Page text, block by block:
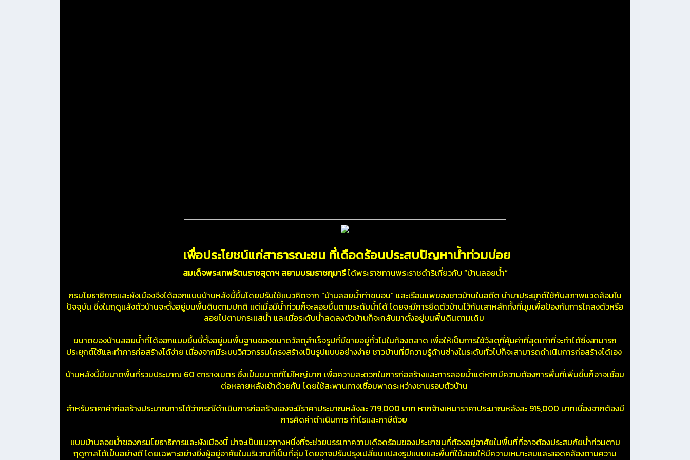
เพื่อประโยชน์แก่สาธารณะชน ที่เดือดร้อนประสบปัญหาน้ำท่วมบ่อย
สมเด็จพระเทพรัตนราชสุดาฯ สยามบรมราชกุมารีได้พระราชทานพระราชดำริเกี่ยวกับ “บ้านลอยน้ำ”
กรมโยธาธิการและผังเมืองจึงได้ออกแบบบ้านหลังนี้ขึ้นโดยปรับใช้แนวคิดจาก “บ้านลอยน้ำท่าขนอน” และเรือนแพของชาวบ้านในอดีต นำมาประยุกต์ใช้กับสภาพแวดล้อมใน
ปัจจุบัน ซึ่งในฤดูแล้งตัวบ้านจะตั้งอยู่บนพื้นดินตามปกติ แต่เมื่อมีน้ำท่วมก็จะลอยขึ้นตามระดับน้ำได้ โดยจะมีการยึดตัวบ้านไว้กับเสาหลักทั้งที่มุมเพื่อป้องกันการโคลงตัวหรือ
ลอยไปตามกระแสน้ำ และเมื่อระดับน้ำลดลงตัวบ้านก็จะกลับมาตั้งอยู่บนพื้นดินตามเดิม
ขนาดของบ้านลอยน้ำที่ได้ออกแบบขึ้นนี้ตั้งอยู่บนพื้นฐานของขนาดวัสดุสำเร็จรูปที่มีขายอยู่ทั่วไปในท้องตลาด เพื่อให้เป็นการใช้วัสดุที่คุ้มค่าที่สุดเท่าที่จะทำได้ซึ่งสามารถ
ประยุกต์ใช้และทำการก่อสร้างได้ง่าย เนื่องจากมีระบบวิศวกรรมโครงสร้างเป็นรูปแบบอย่างง่าย ชาวบ้านที่มีความรู้ด้านช่างในระดับทั่วไปก็จะสามารถดำเนินการก่อสร้างได้เอง
บ้านหลังนี้มีขนาดพื้นที่รวมประมาณ 60 ตารางเมตร ซึ่งเป็นขนาดที่ไม่ใหญ่มาก เพื่อความสะดวกในการก่อสร้างและการลอยน้ำแต่หากมีความต้องการพื้นที่เพิ่มขึ้นก็อาจเชื่อม
ต่อหลายหลังเข้าด้วยกัน โดยใช้สะพานทางเชื่อมพาดระหว่างชานรอบตัวบ้าน
สำหรับราคาค่าก่อสร้างประมาณการได้ว่ากรณีดำเนินการก่อสร้างเองจะมีราคาประมาณหลังละ 719,000 บาท หากจ้างเหมาราคาประมาณหลังละ 915,000 บาทเนื่องจากต้องมี
การคิดค่าดำเนินการ กำไรและภาษีด้วย
แบบบ้านลอยน้ำของกรมโยธาธิการและผังเมืองนี้ น่าจะเป็นแนวทางหนึ่งที่จะช่วยบรรเทาความเดือดร้อนของประชาชนที่ต้องอยู่อาศัยในพื้นที่ที่อาจต้องประสบภัยน้ำท่วมตาม
ฤดูกาลได้เป็นอย่างดี โดยเฉพาะอย่างยิ่งผู้อยู่อาศัยในบริเวณที่เป็นที่ลุ่ม โดยอาจปรับปรุงเปลี่ยนแปลงรูปแบบและพื้นที่ใช้สอยให้มีความเหมาะสมและสอดคล้องตามความ